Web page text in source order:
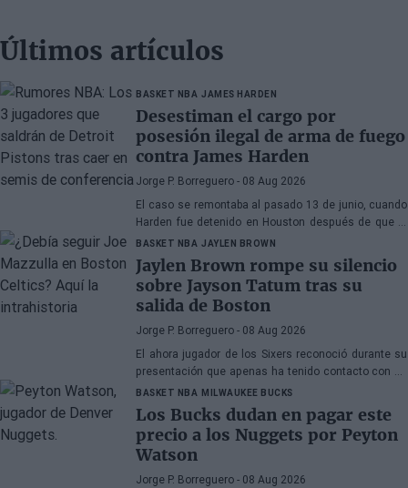
Últimos artículos
BASKET NBA JAMES HARDEN
Desestiman el cargo por
posesión ilegal de arma de fuego
contra James Harden
Jorge P. Borreguero - 08 Aug 2026
El caso se remontaba al pasado 13 de junio, cuando
Harden fue detenido en Houston después de que la
policía encontrara una pistola en su vehículo
BASKET NBA JAYLEN BROWN
Jaylen Brown rompe su silencio
sobre Jayson Tatum tras su
salida de Boston
Jorge P. Borreguero - 08 Aug 2026
El ahora jugador de los Sixers reconoció durante su
presentación que apenas ha tenido contacto con su
antiguo compañero
BASKET NBA MILWAUKEE BUCKS
Los Bucks dudan en pagar este
precio a los Nuggets por Peyton
Watson
Jorge P. Borreguero - 08 Aug 2026